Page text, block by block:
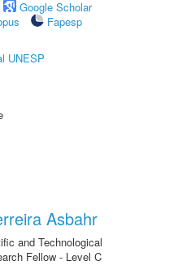
Google Scholar
Fapesp
UNESP
Asbahr
and Technological
Fellow - Level C